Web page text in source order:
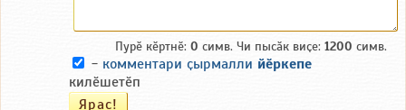
Пурӗ кӗртнӗ: 0 симв. Чи пысӑк виҫе: 1200 симв.
- комментари ҫырмалли йӗркепе
килӗшетӗп